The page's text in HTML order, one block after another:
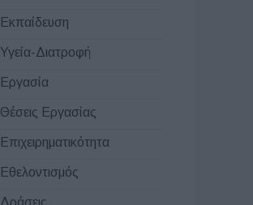
Εκπαίδευση
Υγεία-Διατροφή
Εργασία
Θέσεις Εργασίας
Επιχειρηματικότητα
Εθελοντισμός